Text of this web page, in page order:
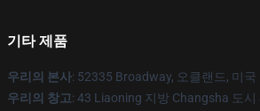
기타 제품
우리의 본사: 52335 Broadway, 오클랜드, 미국
우리의 창고: 43 Liaoning 지방 Changsha 도시